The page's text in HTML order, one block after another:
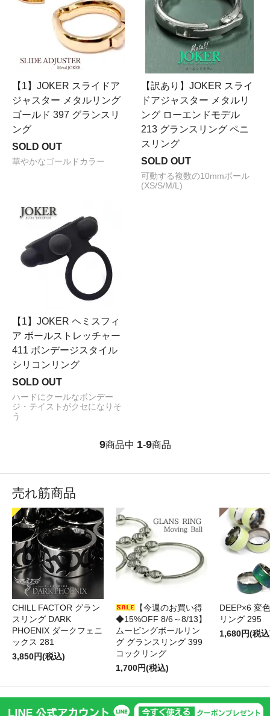
【1】JOKER スライドア
ジャスター メタルリング
ゴールド 397 グランスリ
ング
SOLD OUT
華やかなゴールドカラー
【訳あり】JOKER スライ
ドアジャスター メタルリ
ング ローエンドモデル
213 グランスリング ペニ
スリング
SOLD OUT
可動する複数の10mmボール
(XS/S/M/L)
【1】JOKER ヘミスフィ
ア ボールストレッチャー
411 ボンデージスタイル
シリコンリング
SOLD OUT
ハードにクールなボンデー
ジ・テイストがクセになりそ
う
9商品中 1-9商品
売れ筋商品
CHILL FACTOR グラン
スリング DARK
PHOENIX ダークフェニ
ックス 281
3,850円(税込)
【今週のお買い得
◆15%OFF 8/6～8/13】
ムービングボールリン
グ グランスリング 399
コックリング
1,700円(税込)
DEEP×6 変
リング 295
1,680円(税